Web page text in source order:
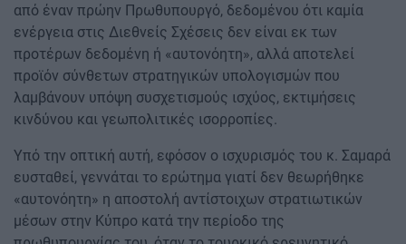
από έναν πρώην Πρωθυπουργό, δεδομένου ότι καμία
ενέργεια στις Διεθνείς Σχέσεις δεν είναι εκ των
προτέρων δεδομένη ή «αυτονόητη», αλλά αποτελεί
προϊόν σύνθετων στρατηγικών υπολογισμών που
λαμβάνουν υπόψη συσχετισμούς ισχύος, εκτιμήσεις
κινδύνου και γεωπολιτικές ισορροπίες.
Υπό την οπτική αυτή, εφόσον ο ισχυρισμός του κ. Σαμαρά
ευσταθεί, γεννάται το ερώτημα γιατί δεν θεωρήθηκε
«αυτονόητη» η αποστολή αντίστοιχων στρατιωτικών
μέσων στην Κύπρο κατά την περίοδο της